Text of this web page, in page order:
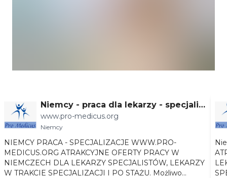
Niemcy - praca dla lekarzy - specjaliz
acje
www.pro-medicus.org
Niemcy
NIEMCY PRACA - SPECJALIZACJE WWW.PRO-
MEDICUS.ORG ATRAKCYJNE OFERTY PRACY W
NIEMCZECH DLA LEKARZY SPECJALISTÓW, LEKARZY
W TRAKCIE SPECJALIZACJI I PO STAŻU. Możliwo...